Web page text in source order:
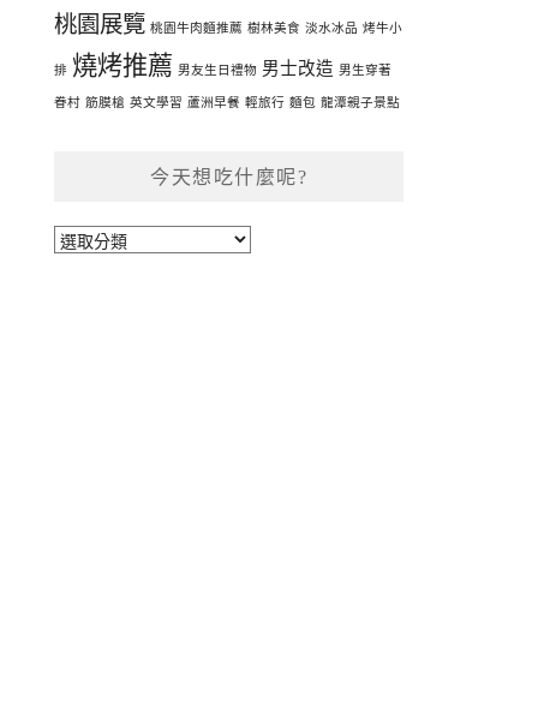
桃園展覽 桃園牛肉麵推薦 樹林美食 淡水冰品 烤牛小
排 燒烤推薦 男友生日禮物 男士改造 男生穿著
眷村 筋膜槍 英文學習 蘆洲早餐 輕旅行 麵包 龍潭親子景點
今天想吃什麼呢?
今